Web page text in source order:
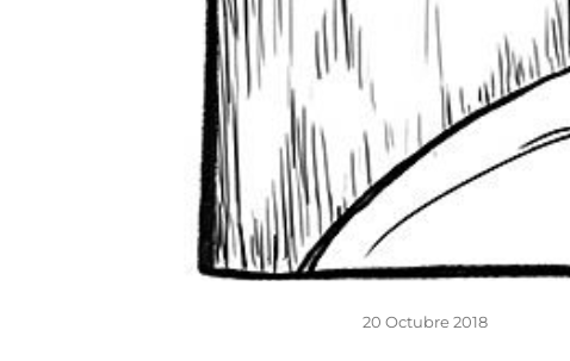
20 Octubre 2018